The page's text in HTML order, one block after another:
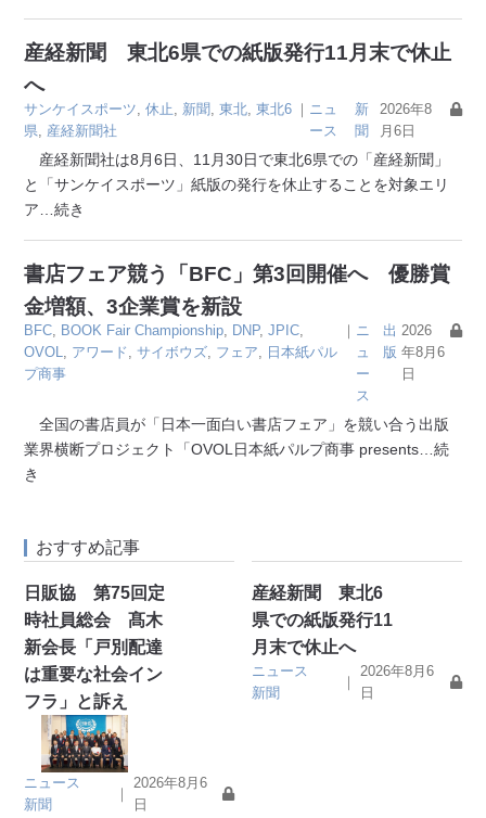
産経新聞 東北6県での紙版発行11月末で休止
へ
サンケイスポーツ,休止, 新聞,東北,東北6
県, 産経新聞社
｜ ニュ
ース
新
聞
2026年8
月6日
産経新聞社は8月6日、11月30日で東北6県での「産経新聞」
と「サンケイスポーツ」紙版の発行を休止することを対象エリ
ア …続き
書店フェア競う「BFC」第3回開催へ 優勝賞
金増額、3企業賞を新設
BFC, BOOK Fair Championship, DNP,JPIC,
OVOL, アワード ,サイボウズ, フェア, 日本紙パル
プ商事
｜ ニ
ュ
ー
ス
出
版
2026
年8月6
日
全国の書店員が「日本一面白い書店フェア」を競い合う出版
業界横断プロジェクト「OVOL日本紙パルプ商事 presents …続
き
おすすめ記事
日販協 第75回定
時社員総会 髙木
新会長「戸別配達
は重要な社会イン
フラ」と訴え
ニュース
新聞
｜
2026年8月6
日
産経新聞 東北6
県での紙版発行11
月末で休止へ
ニュース
新聞
｜
2026年8月6
日